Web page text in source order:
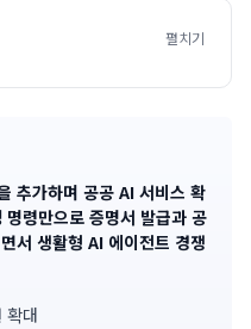
펼치기
추가하며 공공 AI 서비스 확
령만으로 증명서 발급과 공
서 생활형 AI 에이전트 경쟁
확대